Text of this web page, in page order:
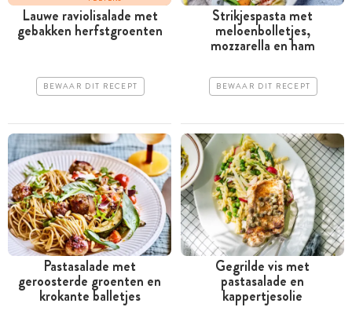
Lauwe raviolisalade met
gebakken herfstgroenten
BEWAAR DIT RECEPT
Strikjespasta met
meloenbolletjes,
mozzarella en ham
BEWAAR DIT RECEPT
Pastasalade met
geroosterde groenten en
krokante balletjes
Gegrilde vis met
pastasalade en
kappertjesolie